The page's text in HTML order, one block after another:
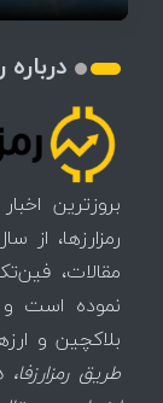
درباره
بروزترین
مقالات،
نموده است
بلاکچین و
طریق